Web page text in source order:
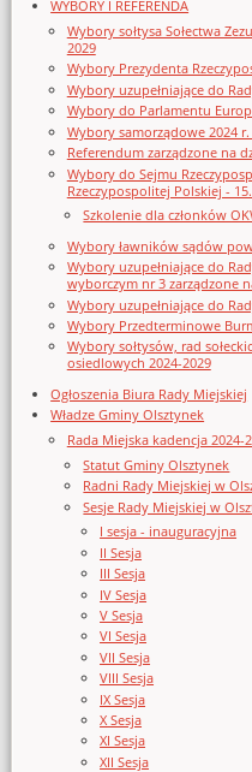
WYBORY I REFERENDA
Wybory sołtysa Sołectwa
2029
Wybory Prezydenta
Wybory uzupełniające do
Wybory do Parlamentu
Wybory samorządowe 2024 r.
Referendum zarządzone na
Wybory do Sejmu
Rzeczypospolitej Polskiej -
Szkolenie dla członków
Wybory ławników sądów
Wybory uzupełniające do
wyborczym nr 3 zarządzone
Wybory uzupełniające do
Wybory Przedterminowe
Wybory sołtysów, rad
osiedlowych 2024-2029
Ogłoszenia Biura Rady Miejskiej
Władze Gminy Olsztynek
Rada Miejska kadencja 2024-
Statut Gminy Olsztynek
Radni Rady Miejskiej w
Sesje Rady Miejskiej w
I sesja - inauguracyjna
II Sesja
III Sesja
IV Sesja
V Sesja
VI Sesja
VII Sesja
VIII Sesja
IX Sesja
X Sesja
XI Sesja
XII Sesja